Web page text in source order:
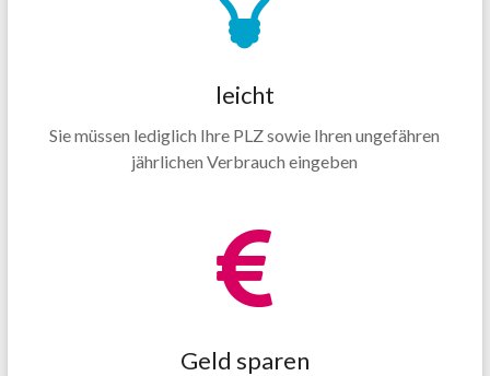
leicht
Sie müssen lediglich Ihre PLZ sowie Ihren ungefähren
jährlichen Verbrauch eingeben
Geld sparen